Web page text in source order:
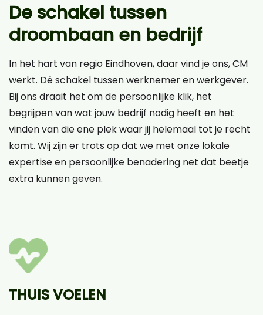
De schakel tussen
droombaan en bedrijf
In het hart van regio Eindhoven, daar vind je ons, CM
werkt. Dé schakel tussen werknemer en werkgever.
Bij ons draait het om de persoonlijke klik, het
begrijpen van wat jouw bedrijf nodig heeft en het
vinden van die ene plek waar jij helemaal tot je recht
komt. Wij zijn er trots op dat we met onze lokale
expertise en persoonlijke benadering net dat beetje
extra kunnen geven.
THUIS VOELEN